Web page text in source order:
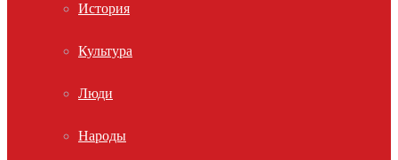
История
Культура
Люди
Народы